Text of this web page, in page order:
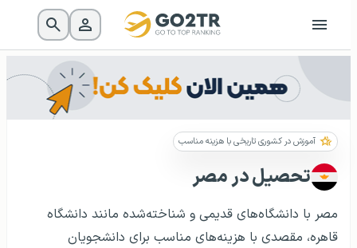
آموزش در کشوری تاریخی با هزینه مناسب
تحصیل در مصر
مصر با دانشگاه‌های قدیمی و شناخته‌شده مانند دانشگاه
قاهره، مقصدی با هزینه‌های مناسب برای دانشجویان